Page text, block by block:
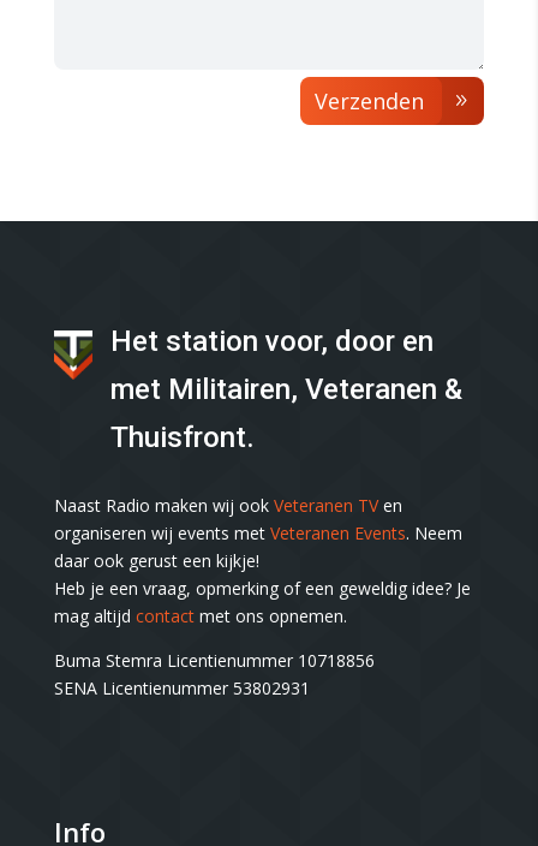
Verzenden
Het station voor, door en
met Militairen, Veteranen &
Thuisfront.
Naast Radio maken wij ook Veteranen TVen
organiseren wij events met Veteranen Events. Neem
daar ook gerust een kijkje!
Heb je een vraag, opmerking of een geweldig idee? Je
mag altijd contactmet ons opnemen.
Buma Stemra Licentienummer 10718856
SENA Licentienummer 53802931
Info